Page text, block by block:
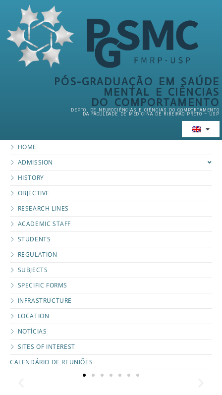
PÓS-GRADUAÇÃO EM SAÚDE
MENTAL E CIÊNCIAS
DO COMPORTAMENTO
DEPTO. DE NEUROCIÊNCIAS E CIÊNCIAS DO COMPORTAMENTO
DA FACULDADE DE MEDICINA DE RIBEIRÃO PRETO – USP
HOME
ADMISSION
HISTORY
OBJECTIVE
RESEARCH LINES
ACADEMIC STAFF
STUDENTS
REGULATION
SUBJECTS
SPECIFIC FORMS
INFRASTRUCTURE
LOCATION
NOTÍCIAS
SITES OF INTEREST
CALENDÁRIO DE REUNIÕES